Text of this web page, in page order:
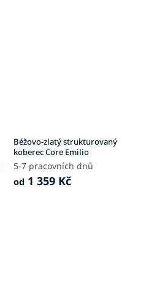
Béžovo-zlatý strukturovaný
koberec Core Emilio
5-7 pracovních dnů
od 1 359 Kč